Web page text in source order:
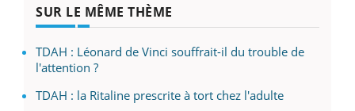
SUR LE MÊME THÈME
TDAH : Léonard de Vinci souffrait-il du trouble de
l'attention ?
TDAH : la Ritaline prescrite à tort chez l'adulte